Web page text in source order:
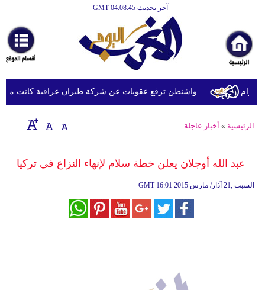
آخر تحديث GMT 04:08:45
أخبارعاجلة
رياضة
ثقافة
إقتصاد
وموسيقى
واشنطن ترفع عقوبات عن شركة طيران عراقية كانت مدرجة
الرئيسية » أخبار عاجلة
عبد الله أوجلان يعلن خطة سلام لإنهاء النزاع في تركيا
GMT 16:01 2015 السبت ,21 آذار/ مارس